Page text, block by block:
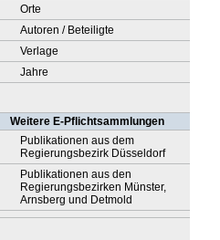
Orte
Autoren / Beteiligte
Verlage
Jahre
Weitere E-Pflichtsammlungen
Publikationen aus dem
Regierungsbezirk Düsseldorf
Publikationen aus den
Regierungsbezirken Münster,
Arnsberg und Detmold